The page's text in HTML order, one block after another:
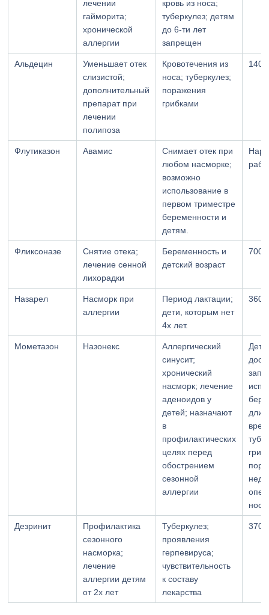
лечении
гайморита;
хронической
аллергии
кровь из носа;
туберкулез; детям
до 6-ти лет
запрещен
Альдецин
Уменьшает отек
слизистой;
дополнительный
препарат при
лечении
полипоза
Кровотечения из
носа; туберкулез;
поражения
грибками
140
Флутиказон Авамис
Снимает отек при
любом насморке;
возможно
использование в
первом триместре
беременности и
детям.
Фликсоназе
Снятие отека;
лечение сенной
лихорадки
Беременность и
детский возраст
700
Назарел
Насморк при
аллергии
Период лактации;
дети, которым нет
4х лет.
360
Мометазон Назонекс
Аллергический
синусит;
хронический
насморк; лечение
аденоидов у
детей; назначают
в
профилактических
целях перед
обострением
сезонной
аллергии
Дезринит
Профилактика
сезонного
насморка;
лечение
аллергии детям
от 2х лет
Туберкулез;
проявления
герпевируса;
чувствительность
к составу
лекарства
370